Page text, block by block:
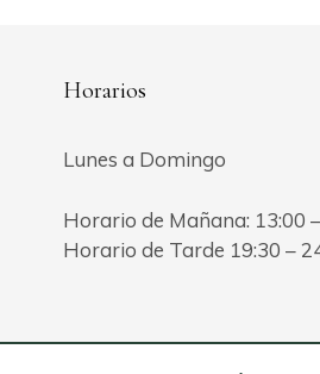
Horarios
Lunes a Domingo
Horario de Mañana: 13:00
Horario de Tarde 19:30 –